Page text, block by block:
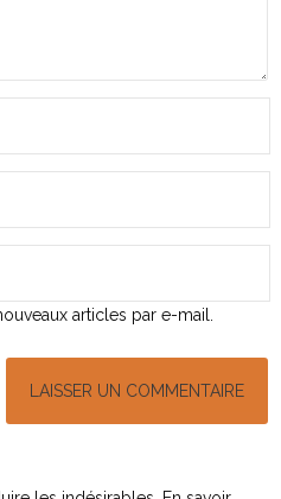
articles par e-mail.